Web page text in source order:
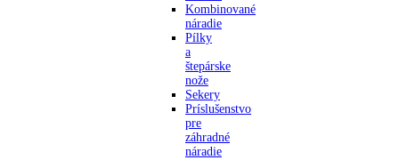
Kombinované
náradie
Pílky
a
štepárske
nože
Sekery
Príslušenstvo
pre
záhradné
náradie